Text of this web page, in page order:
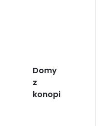
Domy
z
konopi